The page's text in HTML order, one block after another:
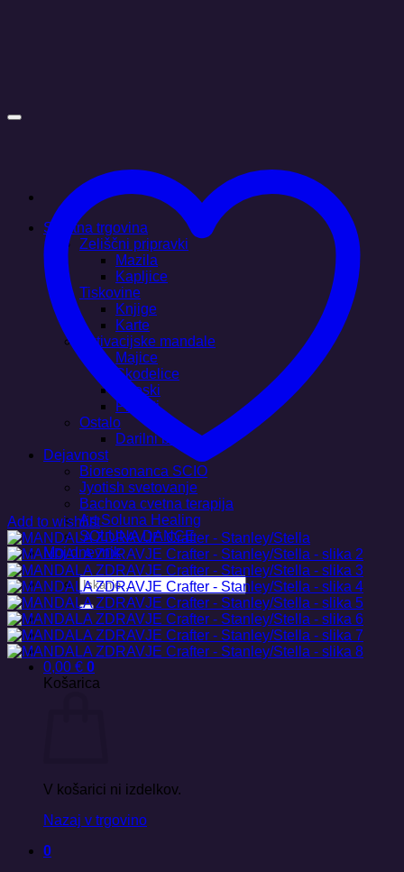
Spletna trgovina
Zeliščni pripravki
Mazila
Kapljice
Tiskovine
Knjige
Karte
Aktivacijske mandale
Majice
Skodelice
Obeski
Plakati
Ostalo
Darilni boni
Dejavnost
Bioresonanca SCIO
Jyotish svetovanje
Bachova cvetna terapija
Art Soluna Healing
SOLUNA DANCE
Moj dnevnik
Išči:
0,00 € 0
Košarica
V košarici ni izdelkov.
Nazaj v trgovino
0
Add to wishlist